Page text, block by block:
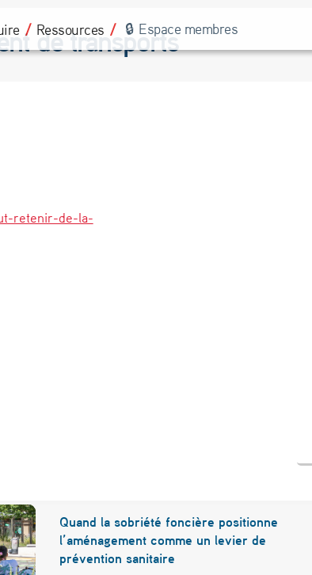
Ressources Espace membres
de transports
retenir-de-la-
Quand la sobriété foncière positionne
l’aménagement comme un levier de
prévention sanitaire